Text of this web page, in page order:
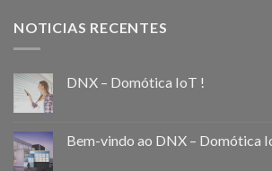
NOTICIAS RECENTES
DNX – Domótica IoT !
Bem-vindo ao DNX – Domótica